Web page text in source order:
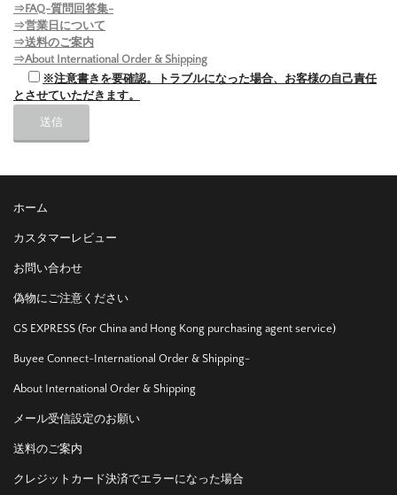
⇒FAQ-質問回答集-
⇒営業日について
⇒送料のご案内
⇒About International Order & Shipping
※注意書きを要確認。トラブルになった場合、お客様の自己責任
とさせていただきます。
ホーム
カスタマーレビュー
お問い合わせ
偽物にご注意ください
GS EXPRESS (For China and Hong Kong purchasing agent service)
Buyee Connect-International Order & Shipping-
About International Order & Shipping
メール受信設定のお願い
送料のご案内
クレジットカード決済でエラーになった場合